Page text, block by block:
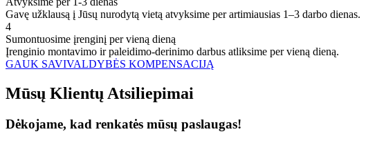
Gavę užklausą į Jūsų nurodytą vietą atvyksime per artimiausias 1–3 darbo dienas.
4
Sumontuosime įrenginį per vieną dieną
Įrenginio montavimo ir paleidimo-derinimo darbus atliksime per vieną dieną.
GAUK SAVIVALDYBĖS KOMPENSACIJĄ
Mūsų Klientų Atsiliepimai
Dėkojame, kad renkatės mūsų paslaugas!